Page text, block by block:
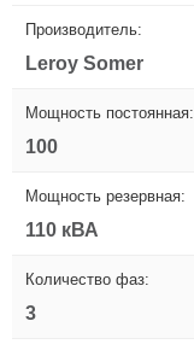
Производитель:
Leroy Somer
Мощность постоянная:
100
Мощность резервная:
110 кВА
Количество фаз:
3